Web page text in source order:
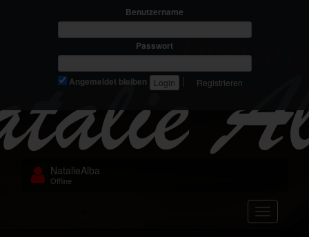
Benutzername
Passwort
Angemeldet bleiben Registrieren
NatalieAlba
Offline